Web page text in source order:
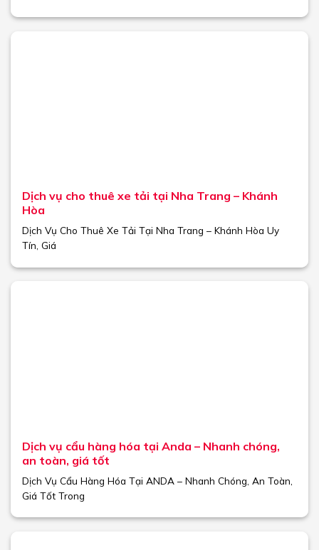
Dịch vụ cho thuê xe tải tại Nha Trang – Khánh
Hòa
Dịch Vụ Cho Thuê Xe Tải Tại Nha Trang – Khánh Hòa Uy
Tín, Giá
Dịch vụ cẩu hàng hóa tại Anda – Nhanh chóng,
an toàn, giá tốt
Dịch Vụ Cẩu Hàng Hóa Tại ANDA – Nhanh Chóng, An Toàn,
Giá Tốt Trong